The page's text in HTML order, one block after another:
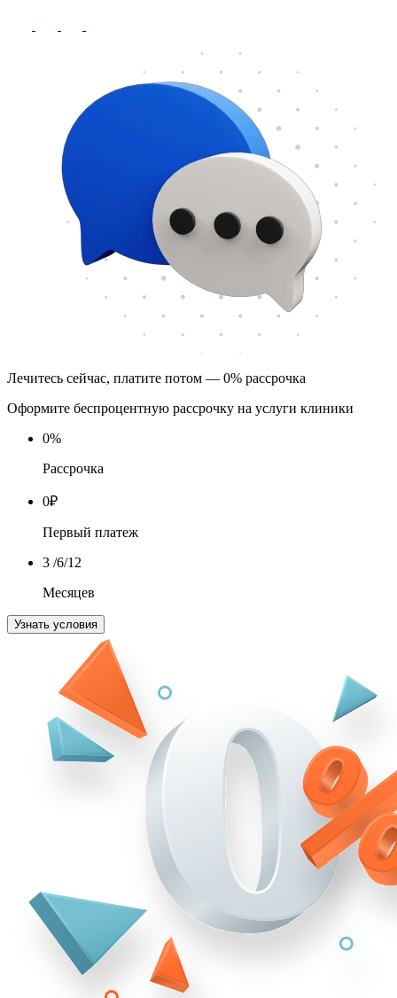
Лечитесь сейчас, платите потом — 0% рассрочка
Оформите беспроцентную рассрочку на услуги клиники
0%
Рассрочка
0₽
Первый платеж
3 /6/12
Месяцев
Узнать условия